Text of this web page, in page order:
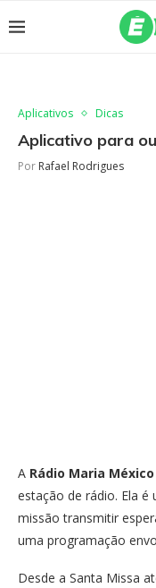
Aplicativos Dicas
Aplicativo para
Por Rafael Rodrigues
A Rádio Maria México
estação de rádio. Ela
missão transmitir
uma programação
Desde a Santa Missa